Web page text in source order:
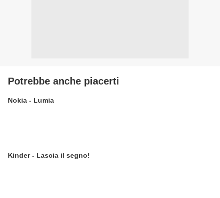
Potrebbe anche piacerti
Nokia - Lumia
Kinder - Lascia il segno!